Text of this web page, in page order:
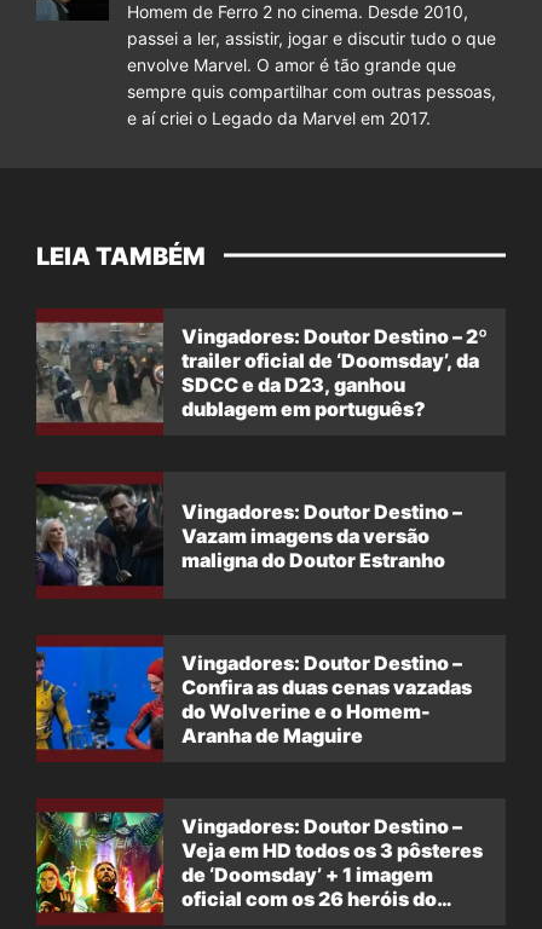
Homem de Ferro 2 no cinema. Desde 2010,
passei a ler, assistir, jogar e discutir tudo o que
envolve Marvel. O amor é tão grande que
sempre quis compartilhar com outras pessoas,
e aí criei o Legado da Marvel em 2017.
LEIA TAMBÉM
Vingadores: Doutor Destino – 2º
trailer oficial de ‘Doomsday’, da
SDCC e da D23, ganhou
dublagem em português?
Vingadores: Doutor Destino –
Vazam imagens da versão
maligna do Doutor Estranho
Vingadores: Doutor Destino –
Confira as duas cenas vazadas
do Wolverine e o Homem-
Aranha de Maguire
Vingadores: Doutor Destino –
Veja em HD todos os 3 pôsteres
de ‘Doomsday’ + 1 imagem
oficial com os 26 heróis do